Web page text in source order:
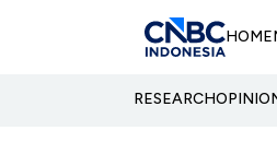
HOME
RESEARCH